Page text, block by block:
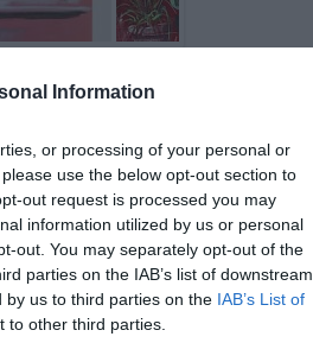
Information
or processing of your personal or
use the below opt-out section to
out request is processed you may
information utilized by us or personal
out. You may separately opt-out of the
parties on the IAB’s list of downstream
by us to third parties on the IAB’s List of
to other third parties.